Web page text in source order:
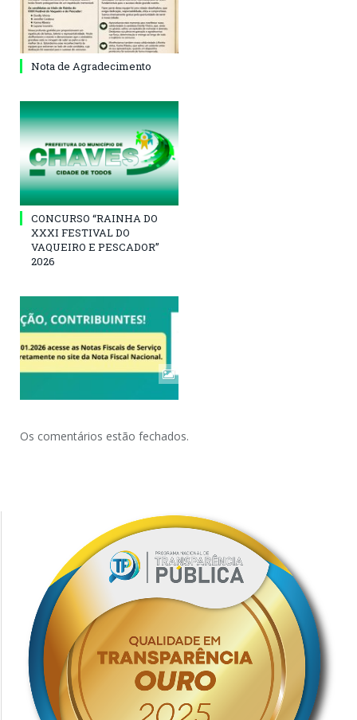
Nota de Agradecimento
CONCURSO “RAINHA DO
XXXI FESTIVAL DO
VAQUEIRO E PESCADOR”
2026
Os comentários estão fechados.